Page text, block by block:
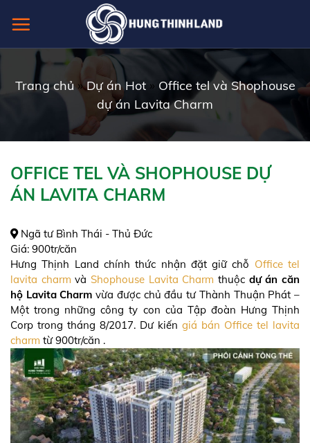
Trang chủ»Dự án Hot» Office tel và Shophouse
dự án Lavita Charm
OFFICE TEL VÀ SHOPHOUSE DỰ
ÁN LAVITA CHARM
Ngã tư Bình Thái - Thủ Đức
Giá: 900tr/căn
Hưng Thịnh Land chính thức nhận đặt giữ chỗ Office tel
lavita charm và Shophouse Lavita Charm thuộc dự án căn
hộ Lavita Charm vừa được chủ đầu tư Thành Thuận Phát –
Một trong những công ty con của Tập đoàn Hưng Thịnh
Corp trong tháng 8/2017. Dư kiến giá bán Office tel lavita
charm từ 900tr/căn .